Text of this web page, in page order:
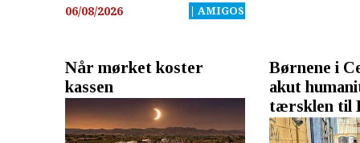
06/08/2026 | AMIGOS
Når mørket koster
kassen
Børnene i
akut
tærsklen til